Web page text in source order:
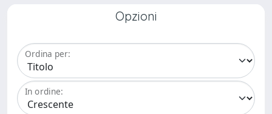
Opzioni
Ordina per:
In ordine: